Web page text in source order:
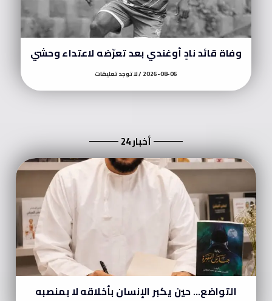
وفاة قائد نادٍ أوغندي بعد تعرّضه لاعتداء وحشي
2026-08-06 لا توجد تعليقات
أخبار 24
التواضع… حين يكبر الإنسان بأخلاقه لا بمنصبه